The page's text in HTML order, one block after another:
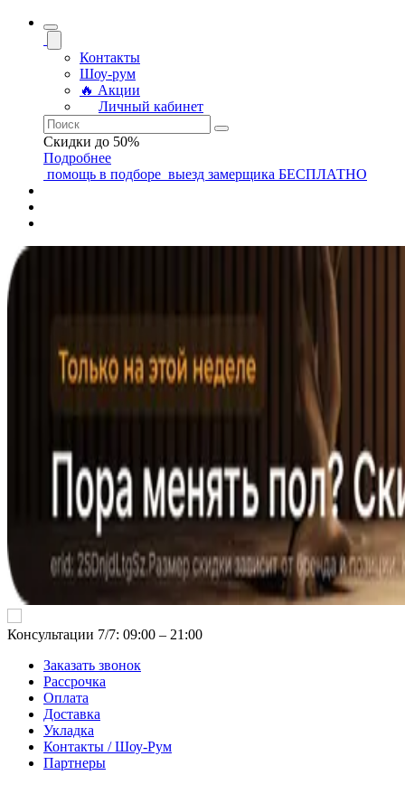
Контакты
Шоу-рум
🔥 Акции
Личный кабинет
Скидки до 50%
Подробнее
помощь в подборе выезд замерщика БЕСПЛАТНО
Консультации 7/7: 09:00 ‒ 21:00
Заказать звонок
Рассрочка
Оплата
Доставка
Укладка
Контакты / Шоу-Рум
Партнеры